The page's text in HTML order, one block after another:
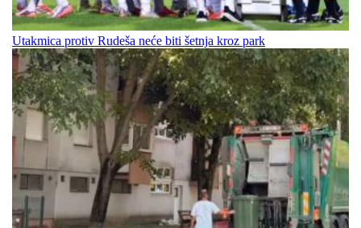
Utakmica protiv Rudeša neće biti šetnja kroz park